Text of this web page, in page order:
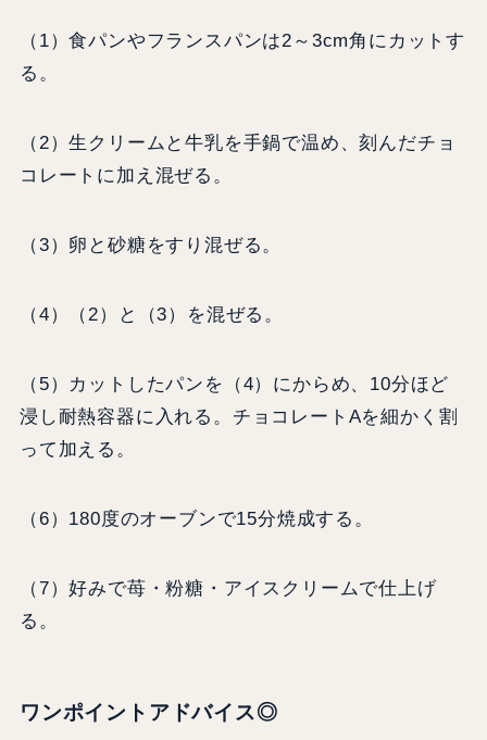
（1）食パンやフランスパンは2～3cm角にカットす
る。
（2）生クリームと牛乳を手鍋で温め、刻んだチョ
コレートに加え混ぜる。
（3）卵と砂糖をすり混ぜる。
（4）（2）と（3）を混ぜる。
（5）カットしたパンを（4）にからめ、10分ほど
浸し耐熱容器に入れる。チョコレートAを細かく割
って加える。
（6）180度のオーブンで15分焼成する。
（7）好みで苺・粉糖・アイスクリームで仕上げ
る。
ワンポイントアドバイス◎